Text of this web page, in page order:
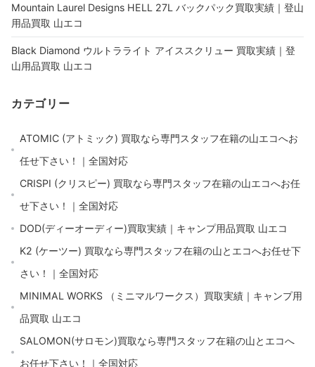
Mountain Laurel Designs HELL 27L バックパック買取実績｜登山
用品買取 山エコ
Black Diamond ウルトラライト アイススクリュー 買取実績｜登
山用品買取 山エコ
カテゴリー
ATOMIC (アトミック) 買取なら専門スタッフ在籍の山エコへお
任せ下さい！｜全国対応
CRISPI (クリスピー) 買取なら専門スタッフ在籍の山エコへお任
せ下さい！｜全国対応
DOD(ディーオーディー)買取実績｜キャンプ用品買取 山エコ
K2 (ケーツー) 買取なら専門スタッフ在籍の山とエコへお任せ下
さい！｜全国対応
MINIMAL WORKS （ミニマルワークス）買取実績｜キャンプ用
品買取 山エコ
SALOMON(サロモン)買取なら専門スタッフ在籍の山とエコへ
お任せ下さい！｜全国対応